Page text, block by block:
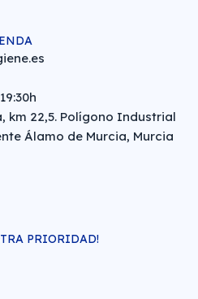
km 22,5. Polígono Industrial
Álamo de Murcia, Murcia
PRIORIDAD!